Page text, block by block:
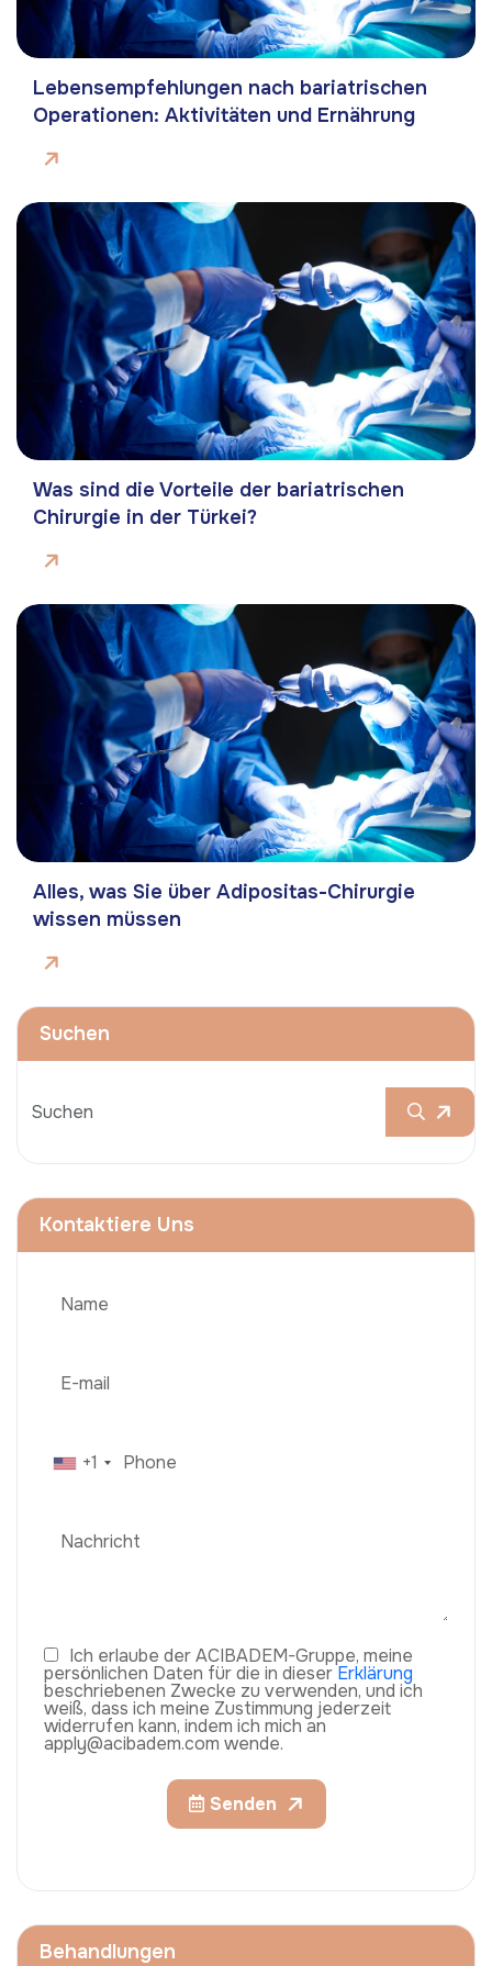
Lebensempfehlungen nach bariatrischen
Operationen: Aktivitäten und Ernährung
Was sind die Vorteile der bariatrischen
Chirurgie in der Türkei?
Alles, was Sie über Adipositas-Chirurgie
wissen müssen
Suchen
Kontaktiere Uns
+1
Ich erlaube der ACIBADEM-Gruppe, meine
persönlichen Daten für die in dieser Erklärung
beschriebenen Zwecke zu verwenden, und ich
weiß, dass ich meine Zustimmung jederzeit
widerrufen kann, indem ich mich an
apply@acibadem.com wende.
Senden
Behandlungen